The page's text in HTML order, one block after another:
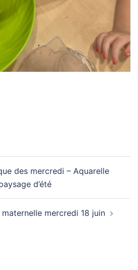
des mercredi – Aquarelle
d’été
mercredi 18 juin